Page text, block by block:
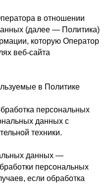
в отношении
(далее — Политика)
которую Оператор
веб-сайта
в Политике
персональных
данных с
техники.
данных —
персональных
если обработка